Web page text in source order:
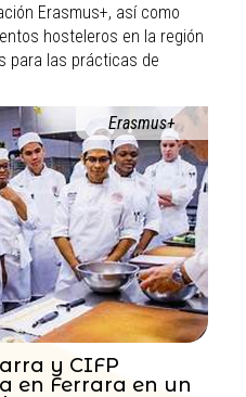
Erasmus+, así como
hosteleros en la región
para las prácticas de
Erasmus+
y CIFP
en Ferrara en un